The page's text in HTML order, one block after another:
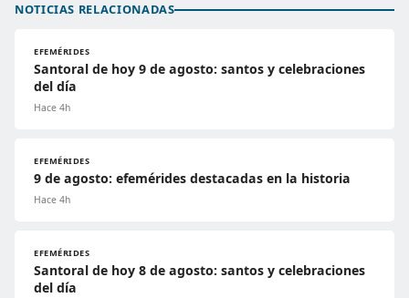
NOTICIAS RELACIONADAS
EFEMÉRIDES
Santoral de hoy 9 de agosto: santos y celebraciones
del día
Hace 4h
EFEMÉRIDES
9 de agosto: efemérides destacadas en la historia
Hace 4h
EFEMÉRIDES
Santoral de hoy 8 de agosto: santos y celebraciones
del día